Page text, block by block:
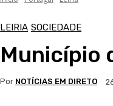
LEIRIA SOCIEDADE
Município
Por NOTÍCIAS EM DIRETO